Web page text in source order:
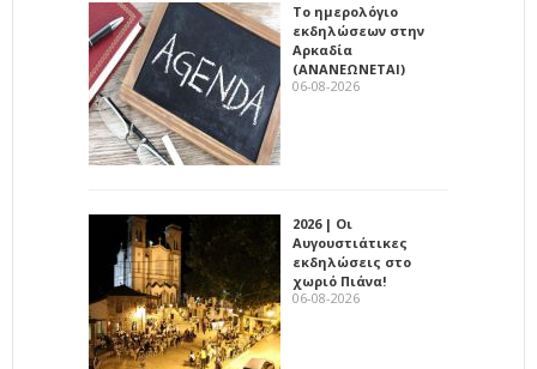
Το ημερολόγιο
εκδηλώσεων στην
Αρκαδία
(ΑΝΑΝΕΩΝΕΤΑΙ)
06-08-2026
2026 | Οι
Αυγουστιάτικες
εκδηλώσεις στο
χωριό Πιάνα!
06-08-2026